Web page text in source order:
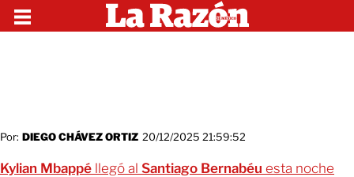
Por: DIEGO CHÁVEZ ORTIZ 20/12/2025 21:59:52
Kylian Mbappé llegó al Santiago Bernabéu esta noche